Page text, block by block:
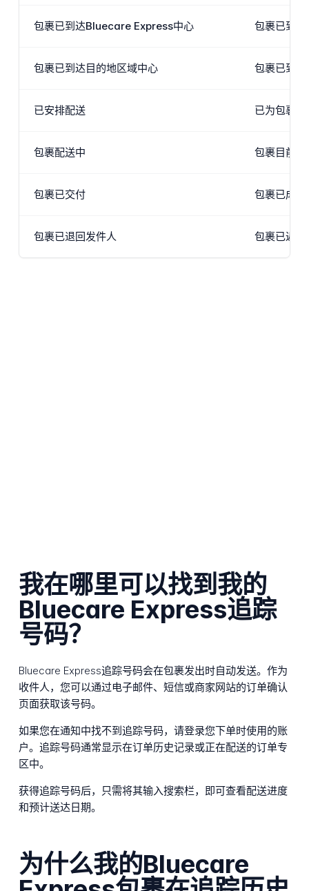
包裹已到达Bluecare Express中心 包裹已到
包裹已到达目的地区域中心 包裹已到
已安排配送 已为包裹
包裹配送中 包裹目前
包裹已交付 包裹已成
包裹已退回发件人 包裹已返
我在哪里可以找到我的
Bluecare Express追踪
号码？
Bluecare Express追踪号码会在包裹发出时自动发送。作为
收件人，您可以通过电子邮件、短信或商家网站的订单确认
页面获取该号码。
如果您在通知中找不到追踪号码，请登录您下单时使用的账
户。追踪号码通常显示在订单历史记录或正在配送的订单专
区中。
获得追踪号码后，只需将其输入搜索栏，即可查看配送进度
和预计送达日期。
为什么我的Bluecare